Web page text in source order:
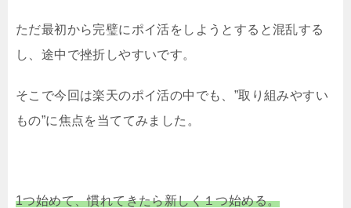
ただ最初から完璧にポイ活をしようとすると混乱する
し、途中で挫折しやすいです。
そこで今回は楽天のポイ活の中でも、”取り組みやすい
もの”に焦点を当ててみました。
1つ始めて、慣れてきたら新しく１つ始める。